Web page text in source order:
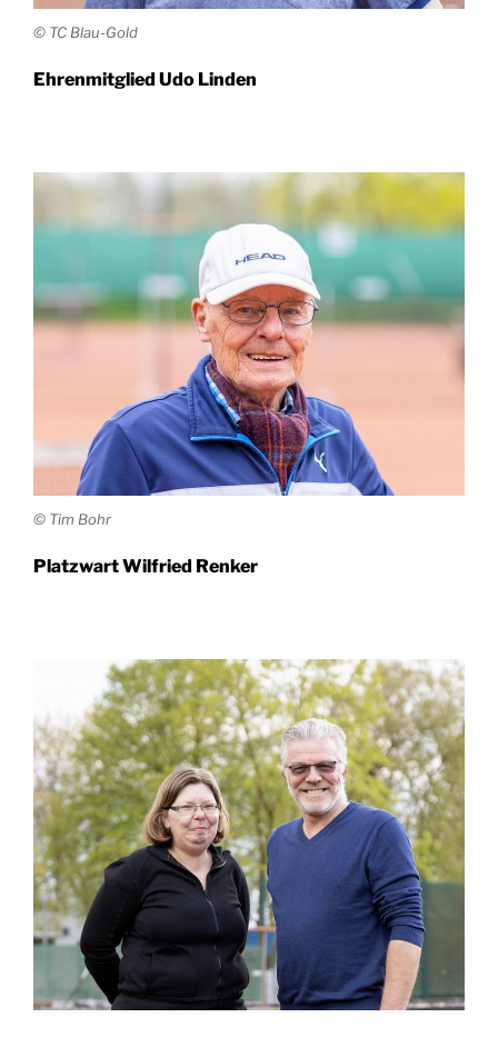
© TC Blau-Gold
Ehren­mit­glied Udo Linden
© Tim Bohr
Platz­wart Wil­fried Renker